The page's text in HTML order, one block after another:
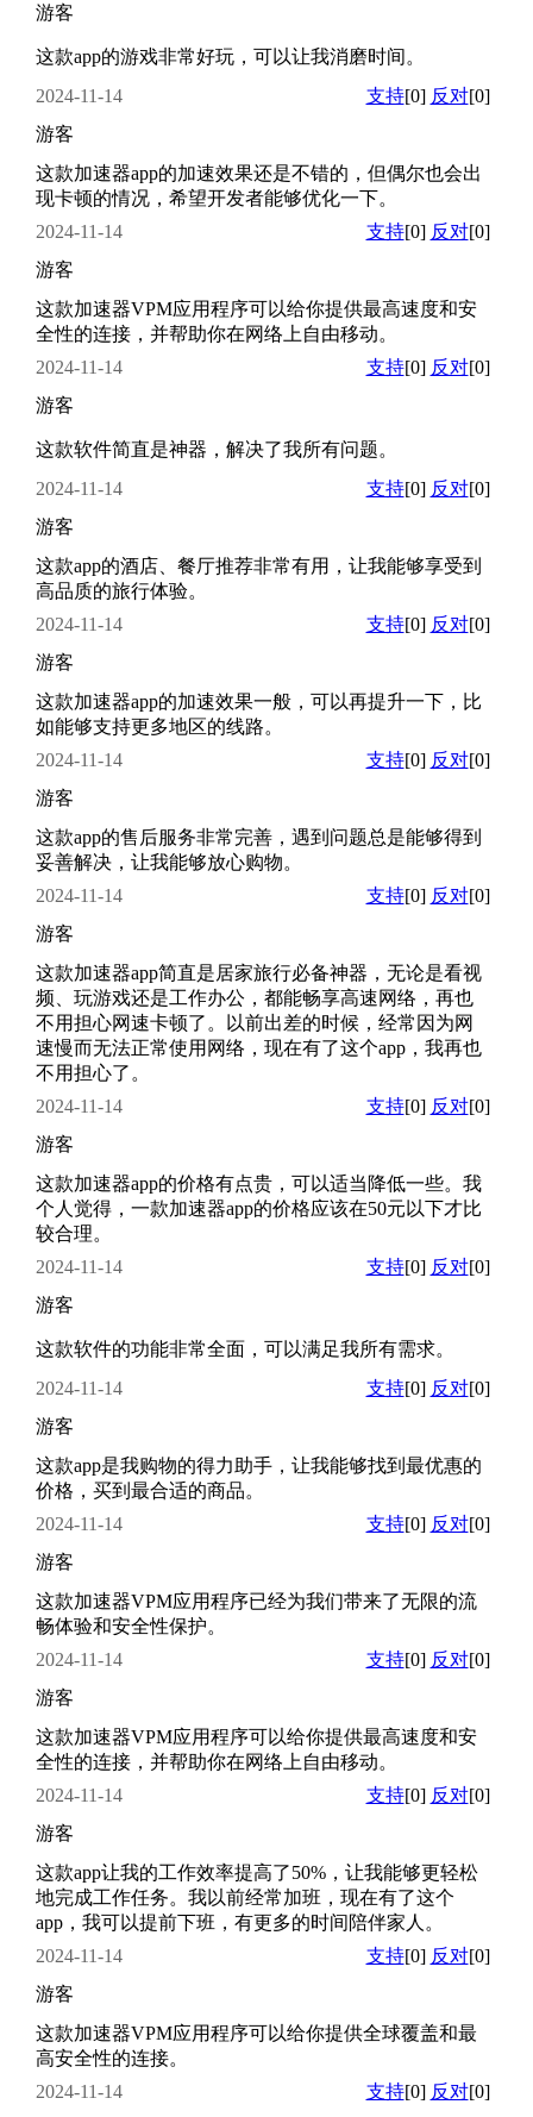
游客
这款app的游戏非常好玩，可以让我消磨时间。
2024-11-14
支持[0] 反对[0]
游客
这款加速器app的加速效果还是不错的，但偶尔也会出
现卡顿的情况，希望开发者能够优化一下。
2024-11-14
支持[0] 反对[0]
游客
这款加速器VPM应用程序可以给你提供最高速度和安
全性的连接，并帮助你在网络上自由移动。
2024-11-14
支持[0] 反对[0]
游客
这款软件简直是神器，解决了我所有问题。
2024-11-14
支持[0] 反对[0]
游客
这款app的酒店、餐厅推荐非常有用，让我能够享受到
高品质的旅行体验。
2024-11-14
支持[0] 反对[0]
游客
这款加速器app的加速效果一般，可以再提升一下，比
如能够支持更多地区的线路。
2024-11-14
支持[0] 反对[0]
游客
这款app的售后服务非常完善，遇到问题总是能够得到
妥善解决，让我能够放心购物。
2024-11-14
支持[0] 反对[0]
游客
这款加速器app简直是居家旅行必备神器，无论是看视
频、玩游戏还是工作办公，都能畅享高速网络，再也
不用担心网速卡顿了。以前出差的时候，经常因为网
速慢而无法正常使用网络，现在有了这个app，我再也
不用担心了。
2024-11-14
支持[0] 反对[0]
游客
这款加速器app的价格有点贵，可以适当降低一些。我
个人觉得，一款加速器app的价格应该在50元以下才比
较合理。
2024-11-14
支持[0] 反对[0]
游客
这款软件的功能非常全面，可以满足我所有需求。
2024-11-14
支持[0] 反对[0]
游客
这款app是我购物的得力助手，让我能够找到最优惠的
价格，买到最合适的商品。
2024-11-14
支持[0] 反对[0]
游客
这款加速器VPM应用程序已经为我们带来了无限的流
畅体验和安全性保护。
2024-11-14
支持[0] 反对[0]
游客
这款加速器VPM应用程序可以给你提供最高速度和安
全性的连接，并帮助你在网络上自由移动。
2024-11-14
支持[0] 反对[0]
游客
这款app让我的工作效率提高了50%，让我能够更轻松
地完成工作任务。我以前经常加班，现在有了这个
app，我可以提前下班，有更多的时间陪伴家人。
2024-11-14
支持[0] 反对[0]
游客
这款加速器VPM应用程序可以给你提供全球覆盖和最
高安全性的连接。
2024-11-14
支持[0] 反对[0]